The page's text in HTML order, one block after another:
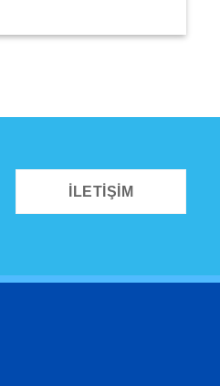
ILETIŞIM